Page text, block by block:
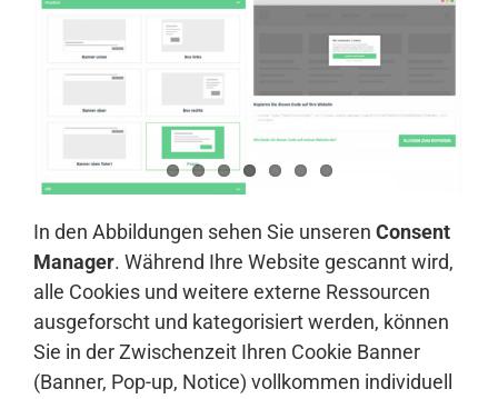
In den Abbildungen sehen Sie unseren Consent
Manager. Während Ihre Website gescannt wird,
alle Cookies und weitere externe Ressourcen
ausgeforscht und kategorisiert werden, können
Sie in der Zwischenzeit Ihren Cookie Banner
(Banner, Pop-up, Notice) vollkommen individuell